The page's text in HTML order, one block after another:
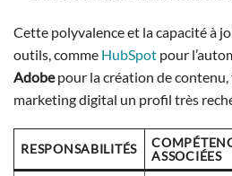
Cette polyvalence et la capacité à
outils, comme HubSpot pour
Adobepour la création de contenu,
marketing digital un profil très
RESPONSABILITÉS
ASSOCIÉES